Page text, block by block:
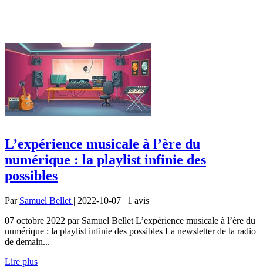
L​​’expérience musicale à l’ère du
numérique : la playlist infinie des
possibles
Par Samuel Bellet | 2022-10-07 | 1 avis
07 octobre 2022 par Samuel Bellet L​​’expérience musicale à l’ère du
numérique : la playlist infinie des possibles La newsletter de la radio
de demain...
Lire plus